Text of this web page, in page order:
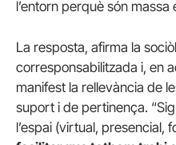
l’entorn perquè són massa
La resposta, afirma la
corresponsabilitzada i, en
manifest la rellevància de
suport i de pertinença.
l’espai (virtual, presencial,